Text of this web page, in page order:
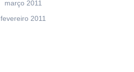
março 2011
fevereiro 2011